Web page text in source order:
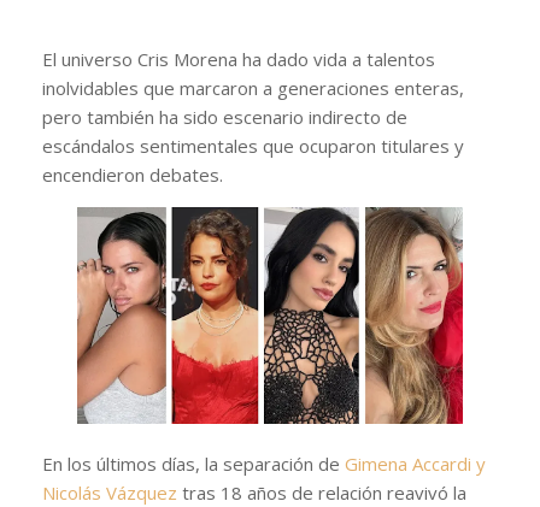
El universo Cris Morena ha dado vida a talentos
inolvidables que marcaron a generaciones enteras,
pero también ha sido escenario indirecto de
escándalos sentimentales que ocuparon titulares y
encendieron debates.
En los últimos días, la separación de Gimena Accardi y
Nicolás Vázquez tras 18 años de relación reavivó la